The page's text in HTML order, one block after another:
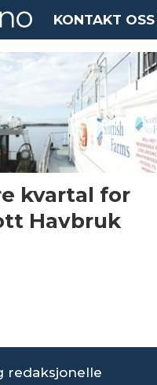
KONTAKT OSS
kvartal for
Havbruk
redaksjonelle